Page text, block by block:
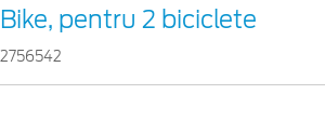
Bike, pentru 2 biciclete
2756542